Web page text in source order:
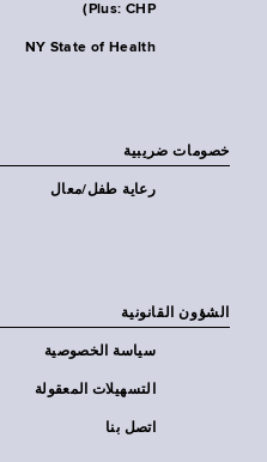
Plus: CHP)
NY State of Health
خصومات ضريبية
رعاية طفل/معال
الشؤون القانونية
سياسة الخصوصية
التسهيلات المعقولة
اتصل بنا